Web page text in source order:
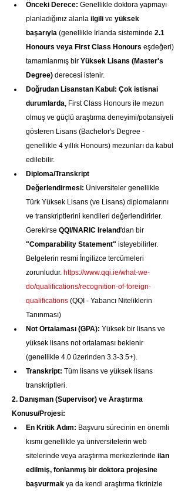
Önceki Derece: Genellikle doktora yapmayı
planladığınız alanla ilgili ve yüksek
başarıyla (genellikle İrlanda sisteminde 2.1
Honours veya First Class Honours eşdeğeri)
tamamlanmış bir Yüksek Lisans (Master's
Degree) derecesi istenir.
Doğrudan Lisanstan Kabul: Çok istisnai
durumlarda, First Class Honours ile mezun
olmuş ve güçlü araştırma deneyimi/potansiyeli
gösteren Lisans (Bachelor's Degree -
genellikle 4 yıllık Honours) mezunları da kabul
edilebilir.
Diploma/Transkript
Değerlendirmesi: Üniversiteler genellikle
Türk Yüksek Lisans (ve Lisans) diplomalarını
ve transkriptlerini kendileri değerlendirirler.
Gerekirse QQI/NARIC Ireland'dan bir
"Comparability Statement" isteyebilirler.
Belgelerin resmi İngilizce tercümeleri
zorunludur. https://www.qqi.ie/what-we-
do/qualifications/recognition-of-foreign-
qualifications (QQI - Yabancı Niteliklerin
Tanınması)
Not Ortalaması (GPA): Yüksek bir lisans ve
yüksek lisans not ortalaması beklenir
(genellikle 4.0 üzerinden 3.3-3.5+).
Transkript: Tüm lisans ve yüksek lisans
transkriptleri.
2. Danışman (Supervisor) ve Araştırma
Konusu/Projesi:
En Kritik Adım: Başvuru sürecinin en önemli
kısmı genellikle ya üniversitelerin web
sitelerinde veya araştırma merkezlerinde ilan
edilmiş, fonlanmış bir doktora projesine
başvurmak ya da kendi araştırma fikrinizle